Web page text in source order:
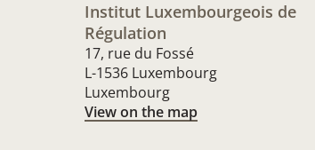
Institut Luxembourgeois de
Régulation
17, rue du Fossé
L-1536 Luxembourg
Luxembourg
View on the map